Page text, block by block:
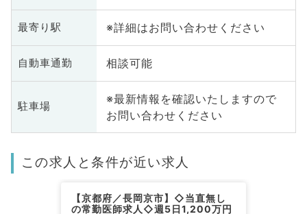
最寄り駅 ※詳細はお問い合わせください
自動車通勤 相談可能
駐車場
※最新情報を確認いたしますので
お問い合わせください
この求人と条件が近い求人
【京都府／長岡京市】◇当直無し
の常勤医師求人◇週5日1,200万円